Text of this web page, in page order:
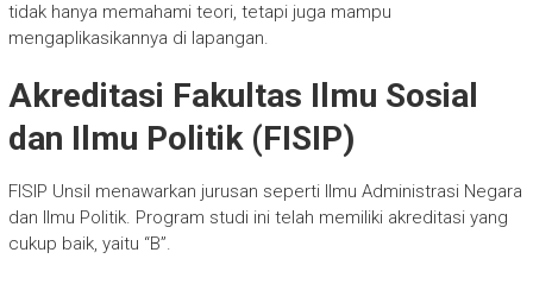
tidak hanya memahami teori, tetapi juga mampu
mengaplikasikannya di lapangan.
Akreditasi Fakultas Ilmu Sosial
dan Ilmu Politik (FISIP)
FISIP Unsil menawarkan jurusan seperti Ilmu Administrasi Negara
dan Ilmu Politik. Program studi ini telah memiliki akreditasi yang
cukup baik, yaitu “B”.